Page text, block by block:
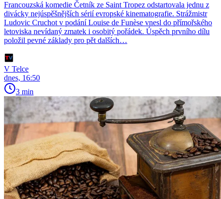
Francouzská komedie Četník ze Saint Tropez odstartovala jednu z
divácky nejúspěšnějších sérií evropské kinematografie. Strážmistr
Ludovic Cruchot v podání Louise de Funèse vnesl do přímořského
letoviska nevídaný zmatek i osobitý pořádek. Úspěch prvního dílu
položil pevné základy pro pět dalších…
V Telce
dnes, 16:50
3 min